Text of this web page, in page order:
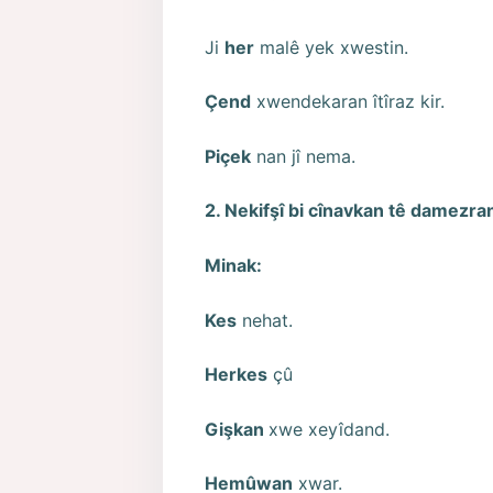
Ji her malê yek xwestin.
Çend xwendekaran îtîraz kir.
Piçek nan jî nema.
2. Nekifşî bi cînavkan tê
Minak:
Kes nehat.
Herkes çû
Gişkan xwe xeyîdand.
Hemûwan xwar.